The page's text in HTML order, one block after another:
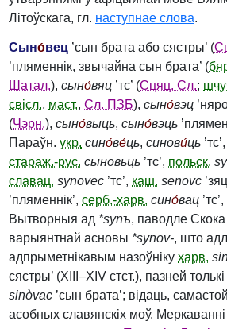
Літоўскага, гл. наступнае слова.
Сыно́вец ’сын брата або сястры’ (
’пляменнік, звычайна сын брата’ (
Шатал.), сыно́вяц ’тс’ (Сцяц. Сл.;
свісл., маст., Сл. ПЗБ), сыно́вэц
(Чэрн.), сыно́выць, сыно́вэць
Параўн. укр. сино́ве́ць, синови́ць ’тс’,
стараж.-рус. сыновьць ’тс’, польск.
славац. synovec ’тс’, каш. senovc
’пляменнік’, серб.-харв. сино́вац ’тс’,
Вытворныя ад *synъ, паводле
варыянтнай асновы *synov‑, што
адпрыметнікавым назоўніку харв.
сястры’ (XIII–XIV стст.), пазней
sinòvac ’сын брата’; відаць,
асобных славянскіх моў.